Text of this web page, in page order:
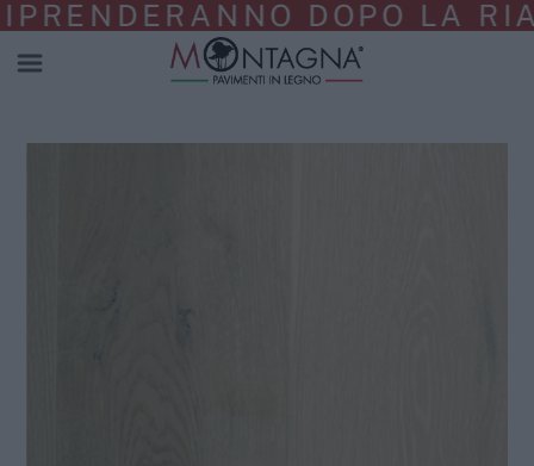
DOPO LA